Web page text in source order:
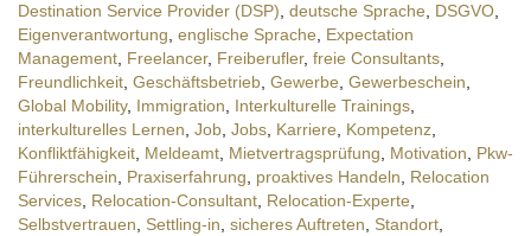
Destination Service Provider (DSP), deutsche Sprache, DSGVO,
Eigenverantwortung, englische Sprache, Expectation
Management, Freelancer, Freiberufler, freie Consultants,
Freundlichkeit, Geschäftsbetrieb, Gewerbe, Gewerbeschein,
Global Mobility, Immigration, Interkulturelle Trainings,
interkulturelles Lernen, Job, Jobs, Karriere, Kompetenz,
Konfliktfähigkeit, Meldeamt, Mietvertragsprüfung, Motivation, Pkw-
Führerschein, Praxiserfahrung, proaktives Handeln, Relocation
Services, Relocation-Consultant, Relocation-Experte,
Selbstvertrauen, Settling-in, sicheres Auftreten, Standort,